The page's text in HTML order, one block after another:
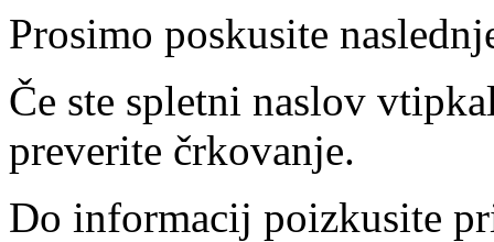
Prosimo poskusite
Če ste spletni naslov
preverite črkovanje.
Do informacij poizkusite